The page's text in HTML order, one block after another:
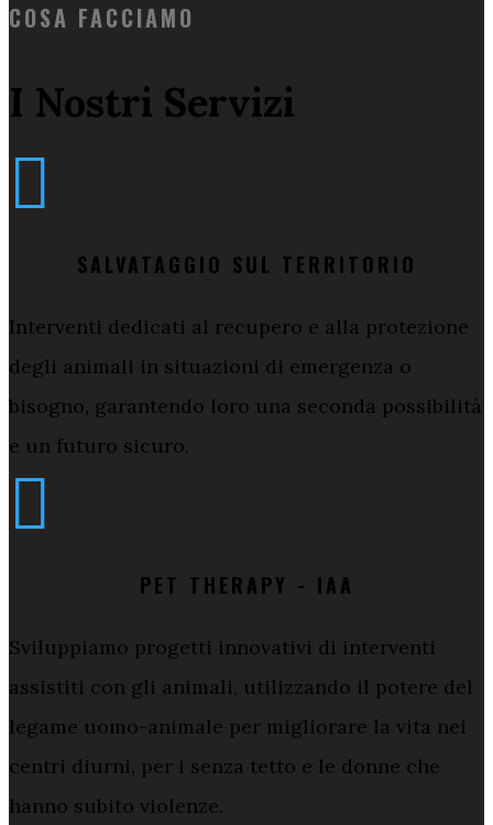
COSA FACCIAMO
I Nostri Servizi

SALVATAGGIO SUL TERRITORIO
Interventi dedicati al recupero e alla protezione
degli animali in situazioni di emergenza o
bisogno, garantendo loro una seconda possibilità
e un futuro sicuro.

PET THERAPY - IAA
Sviluppiamo progetti innovativi di interventi
assistiti con gli animali, utilizzando il potere del
legame uomo-animale per migliorare la vita nei
centri diurni, per i senza tetto e le donne che
hanno subito violenze.